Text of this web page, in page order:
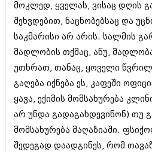
ივლისი 2015 (173)
ივნისი 2015 (261)
მაისი 2015 (194)
აპრილი 2015 (208)
მარტი 2015 (365)
თებერვალი 2015 (286)
დეკემბერი 2014 (342)
ნოემბერი 2014 (290)
ოქტომბერი 2014 (292)
სექტემბერი 2014 (394)
აგვისტო 2014 (248)
ივლისი 2014 (313)
მოკლედ, ყველას, ვისაც დღის
შეხვდებით, ნაცნობებსაც და
საკმარისი არ არის. სალმის
მადლობის თქმაც, ანუ,
უთხრათ, თანაც, ყოველი
გაღება იქნება ეს, კაფეში
ყავა, ექიმის მომსახურება
არ უნდა გადაგახდევინონ) თუ
მომსახურება მაღაზიაში.
შედეგად დაადგინეს, რომ